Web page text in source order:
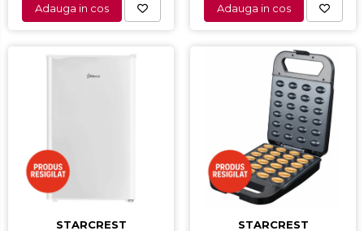
Adauga in cos Adauga in cos
STARCREST STARCREST